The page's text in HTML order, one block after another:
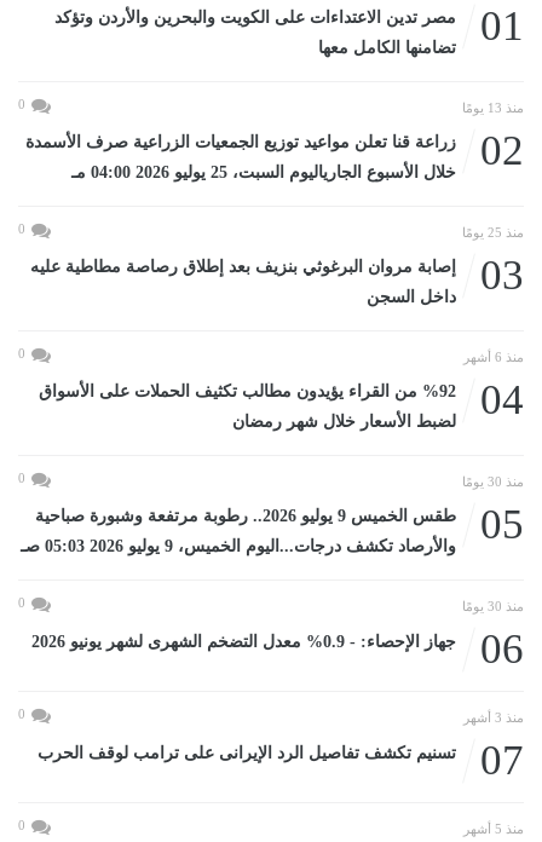
01
مصر تدين الاعتداءات على الكويت والبحرين والأردن وتؤكد
تضامنها الكامل معها
منذ 13 يومًا 0
02
زراعة قنا تعلن مواعيد توزيع الجمعيات الزراعية صرف الأسمدة
خلال الأسبوع الجارياليوم السبت، 25 يوليو 2026 04:00 مـ
منذ 25 يومًا 0
03
إصابة مروان البرغوثي بنزيف بعد إطلاق رصاصة مطاطية عليه
داخل السجن
منذ 6 أشهر 0
04
%92 من القراء يؤيدون مطالب تكثيف الحملات على الأسواق
لضبط الأسعار خلال شهر رمضان
منذ 30 يومًا 0
05
طقس الخميس 9 يوليو 2026.. رطوبة مرتفعة وشبورة صباحية
والأرصاد تكشف درجات...اليوم الخميس، 9 يوليو 2026 05:03 صـ
منذ 30 يومًا 0
06 جهاز الإحصاء: - 0.9% معدل التضخم الشهرى لشهر يونيو 2026
منذ 3 أشهر 0
07 تسنيم تكشف تفاصيل الرد الإيرانى على ترامب لوقف الحرب
منذ 5 أشهر 0